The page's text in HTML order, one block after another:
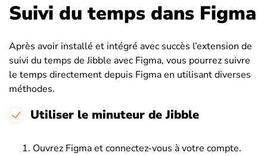
Suivi du temps dans Figma
Après avoir installé et intégré avec succès l’extension de
suivi du temps de Jibble avec Figma, vous pourrez suivre
le temps directement depuis Figma en utilisant diverses
méthodes.
Utiliser le minuteur de Jibble
Ouvrez Figma et connectez-vous à votre compte.